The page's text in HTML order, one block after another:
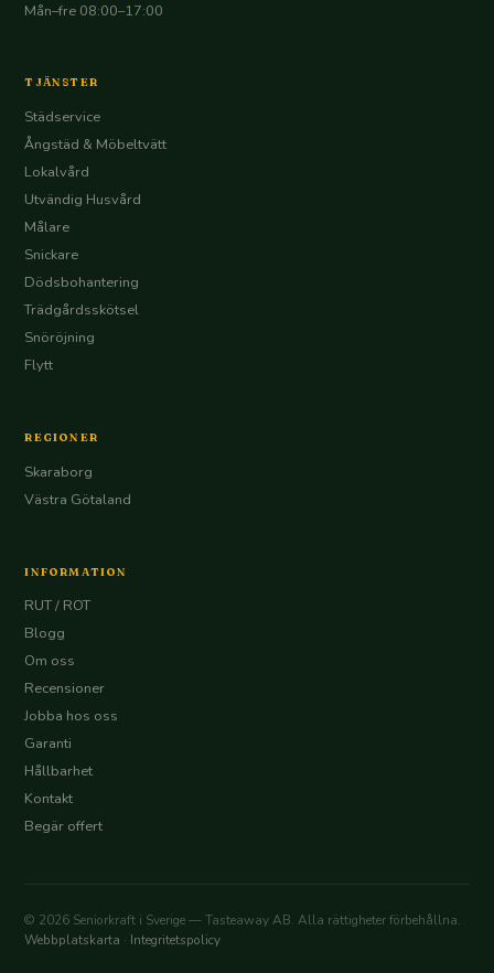
Mån–fre 08:00–17:00
TJÄNSTER
Städservice
Ångstäd & Möbeltvätt
Lokalvård
Utvändig Husvård
Målare
Snickare
Dödsbohantering
Trädgårdsskötsel
Snöröjning
Flytt
REGIONER
Skaraborg
Västra Götaland
INFORMATION
RUT / ROT
Blogg
Om oss
Recensioner
Jobba hos oss
Garanti
Hållbarhet
Kontakt
Begär offert
© 2026 Seniorkraft i Sverige — Tasteaway AB. Alla rättigheter förbehållna.
Webbplatskarta · Integritetspolicy